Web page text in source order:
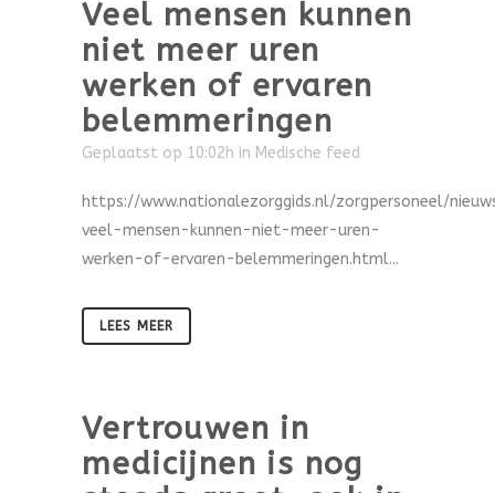
Veel mensen kunnen
niet meer uren
werken of ervaren
belemmeringen
Geplaatst op 10:02h in Medische feed
https://www.nationalezorggids.nl/zorgpersoneel/
veel-mensen-kunnen-niet-meer-uren-
werken-of-ervaren-belemmeringen.html...
LEES MEER
Vertrouwen in
medicijnen is nog